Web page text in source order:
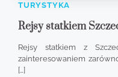
TURYSTYKA
Rejsy statkiem
Rejsy statkiem z
zainteresowaniem
[…]